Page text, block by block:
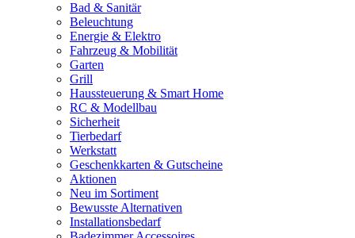
Bad & Sanitär
Beleuchtung
Energie & Elektro
Fahrzeug & Mobilität
Garten
Grill
Haussteuerung & Smart Home
RC & Modellbau
Sicherheit
Tierbedarf
Werkstatt
Geschenkkarten & Gutscheine
Aktionen
Neu im Sortiment
Bewusste Alternativen
Installationsbedarf